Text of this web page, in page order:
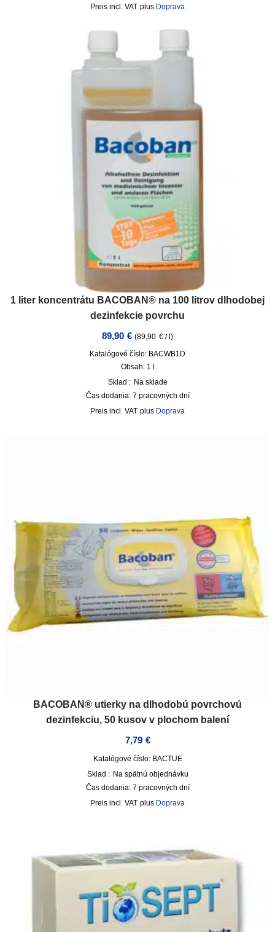
incl. VAT plus Doprava
1 liter koncentrátu BACOBAN® na 100 litrov dlhodobej
dezinfekcie povrchu
89,90 € (89,90 € /l)
Katalógové číslo: BACWB1D
Obsah: 1
Sklad : Na sklade
Čas dodania: 7 pracovných dní
incl. VAT plus Doprava
BACOBAN® utierky na dlhodobú povrchovú
dezinfekciu, 50 kusov v plochom balení
7,79 €
Katalógové číslo: BACTUE
Sklad : Na spätnú objednávku
Čas dodania: 7 pracovných dní
incl. VAT plus Doprava